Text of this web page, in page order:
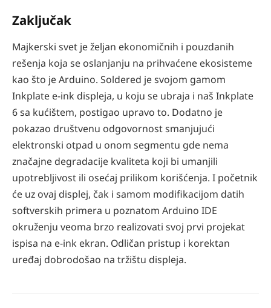
Zaključak
Majkerski svet je željan ekonomičnih i pouzdanih
rešenja koja se oslanjanju na prihvaćene ekosisteme
kao što je Arduino. Soldered je svojom gamom
Inkplate e-ink displeja, u koju se ubraja i naš Inkplate
6 sa kućištem, postigao upravo to. Dodatno je
pokazao društvenu odgovornost smanjujući
elektronski otpad u onom segmentu gde nema
značajne degradacije kvaliteta koji bi umanjili
upotrebljivost ili osećaj prilikom korišćenja. I početnik
će uz ovaj displej, čak i samom modifikacijom datih
softverskih primera u poznatom Arduino IDE
okruženju veoma brzo realizovati svoj prvi projekat
ispisa na e-ink ekran. Odličan pristup i korektan
uređaj dobrodošao na tržištu displeja.